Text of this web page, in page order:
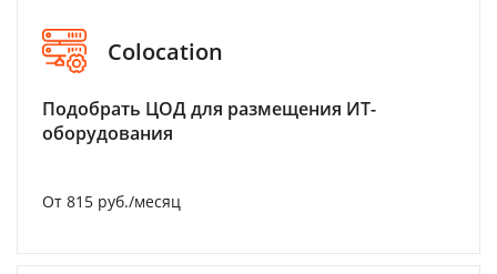
Colocation
Подобрать ЦОД для размещения ИТ-
оборудования
От 815 руб./месяц